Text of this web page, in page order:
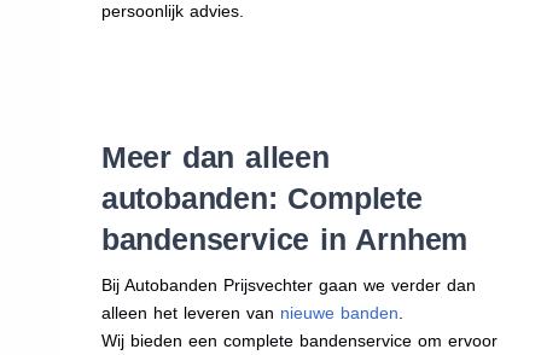
persoonlijk advies.
Meer dan alleen
autobanden: Complete
bandenservice in Arnhem
Bij Autobanden Prijsvechter gaan we verder dan
alleen het leveren van nieuwe banden.
Wij bieden een complete bandenservice om ervoor